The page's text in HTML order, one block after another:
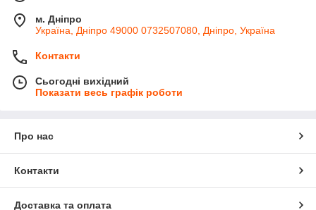
м. Дніпро
Україна, Дніпро 49000 0732507080, Дніпро, Україна
Контакти
Сьогодні вихідний
Показати весь графік роботи
Про нас
Контакти
Доставка та оплата